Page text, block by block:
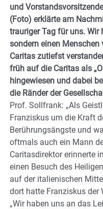
und
(Foto) erklärte am
trauriger Tag für uns. Wir
sondern einen Menschen
Caritas zutiefst
früh auf die Caritas als
hingewiesen und dabei
die Ränder der
Prof. Sollfrank: „Als
Franziskus um die Kraft
Berührungsängste und
oftmals auch ein Mann
Caritasdirektor erinnerte
einen Besuch des
auf der italienischen
dort hatte Franziskus der
„Wir haben uns an das